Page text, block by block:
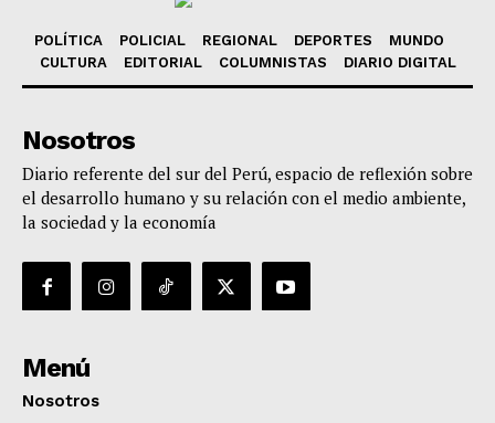
POLÍTICA POLICIAL REGIONAL DEPORTES
MUNDO
CULTURA
EDITORIAL COLUMNISTAS DIARIO DIGITAL
Nosotros
Diario referente del sur del Perú, espacio de reflexión sobre
el desarrollo humano y su relación con el medio ambiente,
la sociedad y la economía
Menú
Nosotros